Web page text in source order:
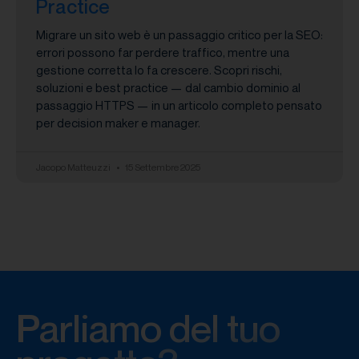
Practice
Migrare un sito web è un passaggio critico per la SEO:
errori possono far perdere traffico, mentre una
gestione corretta lo fa crescere. Scopri rischi,
soluzioni e best practice — dal cambio dominio al
passaggio HTTPS — in un articolo completo pensato
per decision maker e manager.
Parliamo del tuo